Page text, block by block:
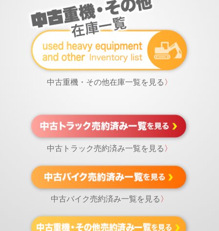
中古重機・その他在庫一覧を見る 〉
中古トラック売約済み一覧を見る 〉
中古バイク売約済み一覧を見る 〉